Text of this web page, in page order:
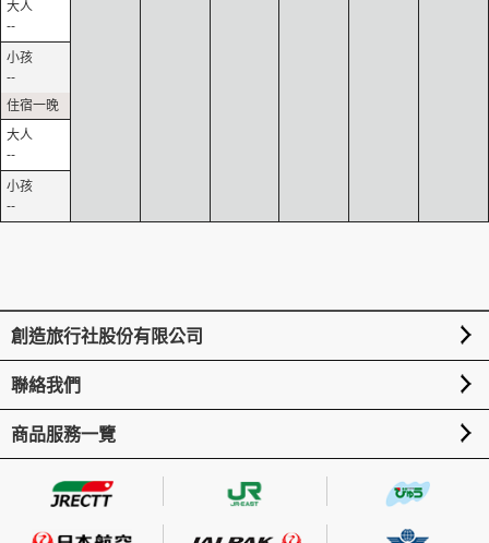
--
--
--
--
創造旅行社股份有限公司
聯絡我們
商品服務一覽